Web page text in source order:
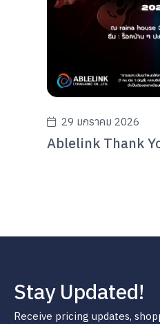
29 มกราคม 2026
Ablelink Thank
Stay Updated!
Receive pricing updates,